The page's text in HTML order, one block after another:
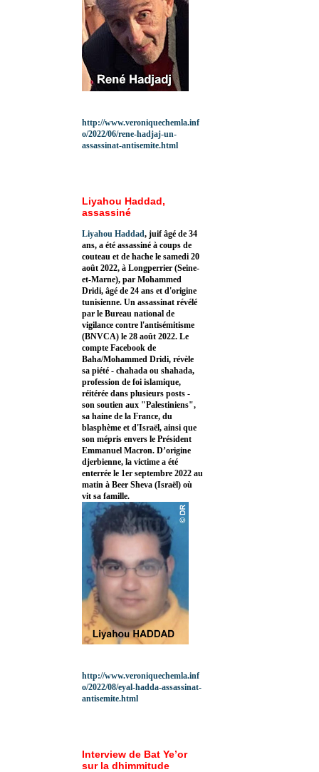
http://www.veroniquechemla.inf
o/2022/06/rene-hadjaj-un-
assassinat-antisemite.html
Liyahou Haddad,
assassiné
Liyahou Haddad, juif âgé de 34
ans, a été assassiné à coups de
couteau et de hache le samedi 20
août 2022, à Longperrier (Seine-
et-Marne), par Mohammed
Dridi, âgé de 24 ans et d'origine
tunisienne. Un assassinat révélé
par le Bureau national de
vigilance contre l'antisémitisme
(BNVCA) le 28 août 2022. Le
compte Facebook de
Baha/Mohammed Dridi, révèle
sa piété - chahada ou shahada,
profession de foi islamique,
réitérée dans plusieurs posts -
son soutien aux "Palestiniens",
sa haine de la France, du
blasphème et d'Israël, ainsi que
son mépris envers le Président
Emmanuel Macron. D’origine
djerbienne, la victime a été
enterrée le 1er septembre 2022 au
matin à Beer Sheva (Israël) où
vit sa famille.
http://www.veroniquechemla.inf
o/2022/08/eyal-hadda-assassinat-
antisemite.html
Interview de Bat Ye’or
sur la dhimmitude